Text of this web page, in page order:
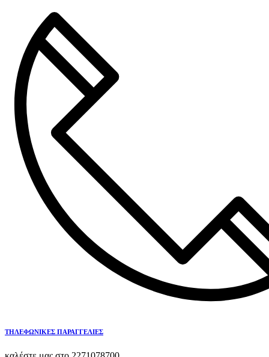
ΤΗΛΕΦΩΝΙΚΕΣ ΠΑΡΑΓΓΕΛΙΕΣ